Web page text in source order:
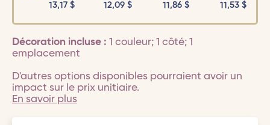
13,17 $ 12,09$ 11,86$ 11,53$
Décoration incluse : 1 couleur; 1 côté; 1
emplacement
D'autres options disponibles pourraient avoir un
impact sur le prix unitiaire.
En savoir plus